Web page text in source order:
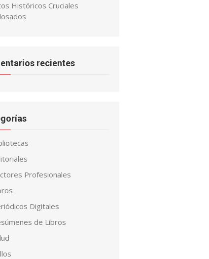
Históricos Cruciales
recientes
Profesionales
Digitales
de Libros